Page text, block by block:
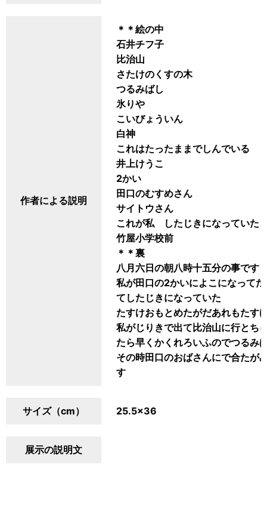
作者による説明
＊＊絵の中
石井チフ子
比治山
さたけのくすの木
つるみばし
氷りや
こいびょういん
白神
これはたったままでしんでいる
井上けうこ
2かい
田口のむすめさん
サイトウさん
これが私 したじきになっていた
竹屋小学校前
＊＊裏
八月六日の朝八時十五分の事です
私が田口の2かいによこになって
てしたじきになっていた
たすけおもとめたがだあれもたす
私がじりきで出て比治山に行とち
たら早くかくれろいふのでつるみ
その時田口のおばさんにで合たが
す
サイズ（cm） 25.5×36
展示の説明文